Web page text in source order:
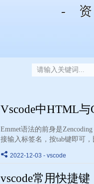
-
Vscode中HTML
Emmet语法的前身是
接输入标签名，按tab键即可
2022-12-03 - vscode
vscode常用快捷键